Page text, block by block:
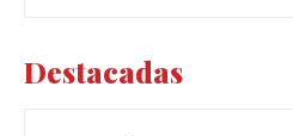
Destacadas